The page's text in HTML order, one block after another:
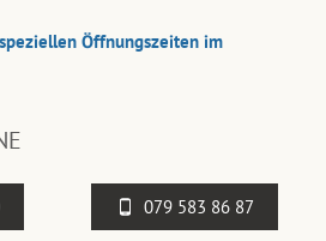
Öffnungszeiten im
079 583 86 87